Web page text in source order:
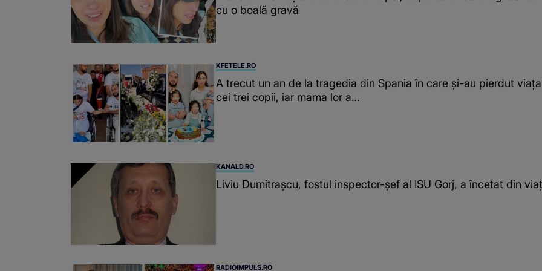
cu o boală gravă
KFETELE.RO
A trecut un an de la tragedia din Spania în care și-au pierdut viața
cei trei copii, iar mama lor a…
KANALD.RO
Liviu Dumitrașcu, fostul inspector-șef al ISU Gorj, a încetat din
RADIOIMPULS.RO